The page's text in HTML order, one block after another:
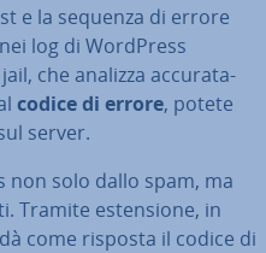
e la sequenza di errore
log di WordPress
che analizza ac­cu­ra­ta­
codice di errore, potete
server.
non solo dallo spam, ma
Tramite esten­sio­ne, in
come risposta il codice di